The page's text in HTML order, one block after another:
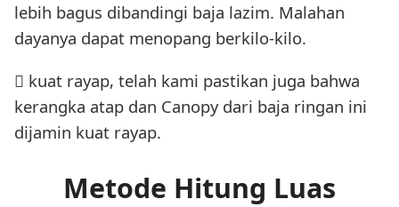
lebih bagus dibandingi baja lazim. Malahan
dayanya dapat menopang berkilo-kilo.
 kuat rayap, telah kami pastikan juga bahwa
kerangka atap dan Canopy dari baja ringan ini
dijamin kuat rayap.
Metode Hitung Luas